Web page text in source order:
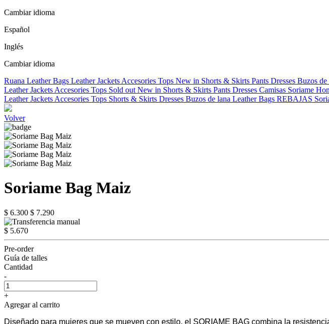
Cambiar idioma
Español
Inglés
Cambiar idioma
Ruana Leather Bags Leather Jackets Accesories Tops New in Shorts & Skirts Pants Dresses Buzos de
Leather Jackets Accesories Tops Sold out New in Shorts & Skirts Pants Dresses Camisas Soriame
Leather Jackets Accesories Tops Shorts & Skirts Dresses Buzos de lana Leather Bags REBAJAS
Volver
Soriame Bag Maiz
$ 6.300 $ 7.290
$ 5.670
Pre-order
Guía de talles
Cantidad
-
+
Agregar al carrito
Diseñado para mujeres que se mueven con estilo, el SORIAME BAG combina la